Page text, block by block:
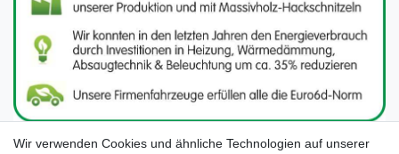
Wir verwenden Cookies und ähnliche Technologien auf unserer